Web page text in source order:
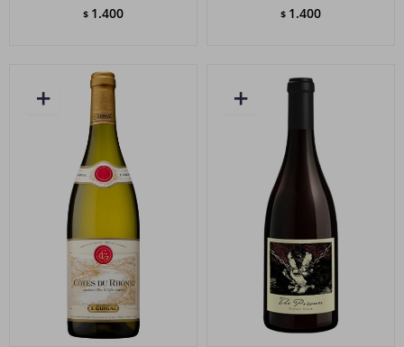
$ 1.400 $ 1.400